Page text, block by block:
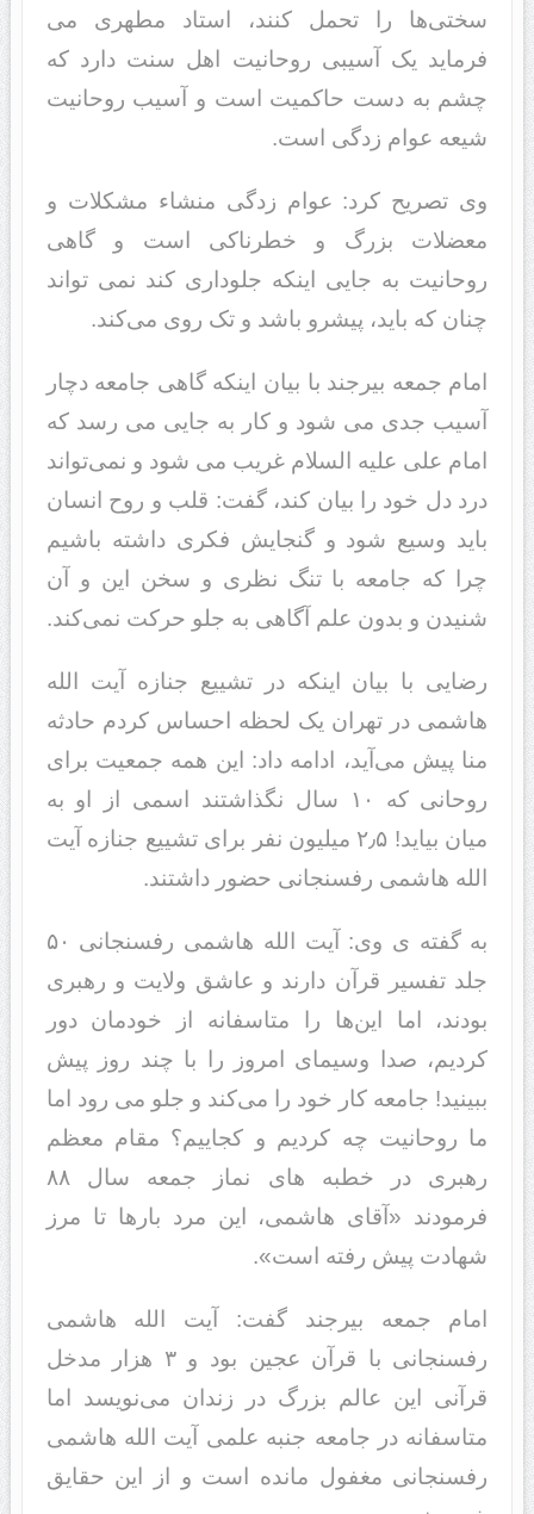
سختی‌ها را تحمل کنند، استاد مطهری می
فرماید یک آسیبی روحانیت اهل سنت دارد که
چشم به دست حاکمیت است و آسیب روحانیت
شیعه عوام زدگی است.
وی تصریح کرد: عوام زدگی منشاء مشکلات و
معضلات بزرگ و خطرناکی است و گاهی
روحانیت به جایی اینکه جلوداری کند نمی تواند
چنان که باید، پیشرو باشد و تک روی می‌کند.
امام جمعه بیرجند با بیان اینکه گاهی جامعه دچار
آسیب جدی می شود و کار به جایی می رسد که
امام علی علیه السلام غریب می شود و نمی‌تواند
درد دل خود را بیان کند، گفت: قلب‌ و روح انسان
باید وسیع شود و گنجایش فکری داشته باشیم
چرا که جامعه با تنگ نظری و سخن این و آن
شنیدن و بدون علم آگاهی به جلو حرکت نمی‌کند.
رضایی با بیان اینکه در تشییع جنازه آیت الله
هاشمی در تهران یک لحظه احساس کردم حادثه
منا پیش می‌آید، ادامه داد: این همه جمعیت برای
روحانی که ۱۰ سال نگذاشتند اسمی از او به
میان بیاید! ۲٫۵ میلیون نفر برای تشییع جنازه آیت
الله هاشمی رفسنجانی حضور داشتند.
به گفته ی وی: آیت الله هاشمی رفسنجانی ۵۰
جلد تفسیر قرآن دارند و عاشق ولایت و رهبری
بودند، اما این‌ها را متاسفانه از خودمان دور
کردیم، صدا وسیمای امروز را با چند روز پیش
ببینید! جامعه کار خود را می‌کند و جلو می رود اما
ما روحانیت چه کردیم و کجاییم؟ مقام معظم
رهبری در خطبه های نماز جمعه سال ۸۸
فرمودند «آقای هاشمی، این مرد بارها تا مرز
شهادت پیش رفته است».
امام جمعه بیرجند گفت: آیت الله هاشمی
رفسنجانی با قرآن عجین بود و ۳ هزار مدخل
قرآنی این عالم بزرگ در زندان می‌نویسد اما
متاسفانه در جامعه جنبه علمی آیت الله هاشمی
رفسنجانی مغفول مانده است و از این حقایق